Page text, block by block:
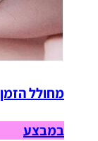
מחולל
במבצע